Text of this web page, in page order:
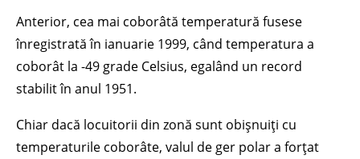
Anterior, cea mai coborâtă temperatură fusese
înregistrată în ianuarie 1999, când temperatura a
coborât la -49 grade Celsius, egalând un record
stabilit în anul 1951.
Chiar dacă locuitorii din zonă sunt obișnuiți cu
temperaturile coborâte, valul de ger polar a forțat